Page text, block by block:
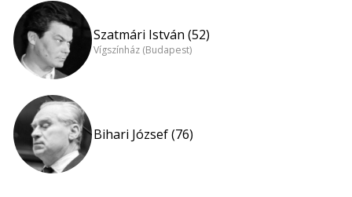
Szatmári István (52)
Vígszínház (Budapest)
Bihari József (76)